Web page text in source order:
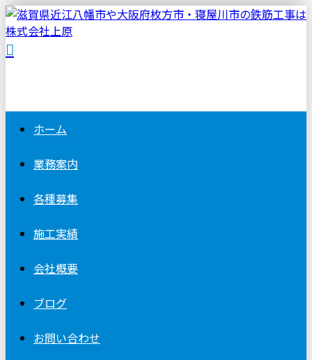
ホーム
業務案内
各種募集
施工実績
会社概要
ブログ
お問い合わせ